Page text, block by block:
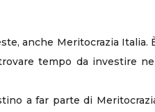
anche Meritocrazia Italia.
tempo da investire
a far parte di